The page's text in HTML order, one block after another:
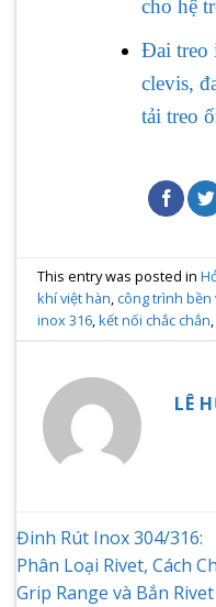
cho hệ
Đai treo
clevis,
tải treo
This entry was posted in
khí việt hàn, công trình bền
inox 316,kết nối chắc chắn
LÊ
Đinh Rút Inox 304/316:
Phân Loại Rivet, Cách
Grip Range và Bắn Rivet